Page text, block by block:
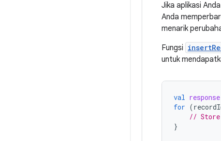
Jika aplikasi
Anda
menarik
Fungsi
untuk
val response
for (
//
}